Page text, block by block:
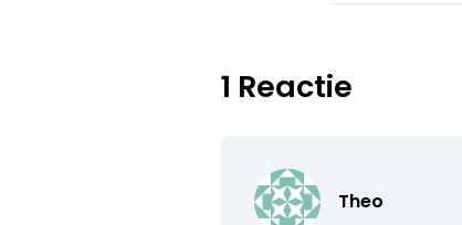
1 Reactie
Theo